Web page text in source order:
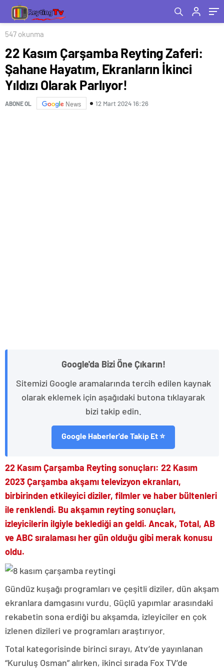
Parlıyor!
547 okunma
22 Kasım Çarşamba Reyting Zaferi:
Şahane Hayatım, Ekranların İkinci
Yıldızı Olarak Parlıyor!
ABONE OL News 12 Mart 2024 16:26
Google'da Bizi Öne Çıkarın!
Sitemizi Google aramalarında tercih edilen kaynak
olarak eklemek için aşağıdaki butona tıklayarak
bizi takip edin.
Google Haberler'de Takip Et ⭐
22 Kasım Çarşamba Reyting sonuçları: 22 Kasım
2023 Çarşamba akşamı televizyon ekranları,
birbirinden etkileyici diziler, filmler ve haber bültenleri
ile renklendi. Bu akşamın reyting sonuçları,
izleyicilerin ilgiyle beklediği an geldi. Ancak, Total, AB
ve ABC sıralaması her gün olduğu gibi merak konusu
oldu.
Gündüz kuşağı programları ve çeşitli diziler, dün akşam
ekranlara damgasını vurdu. Güçlü yapımlar arasındaki
rekabetin sona erdiği bu akşamda, izleyiciler en çok
izlenen dizileri ve programları araştırıyor.
Total kategorisinde birinci sırayı, Atv’de yayınlanan
“Kuruluş Osman” alırken, ikinci sırada Fox TV’de